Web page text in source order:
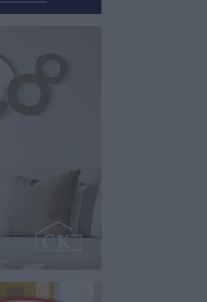
στα
χρονιά στην